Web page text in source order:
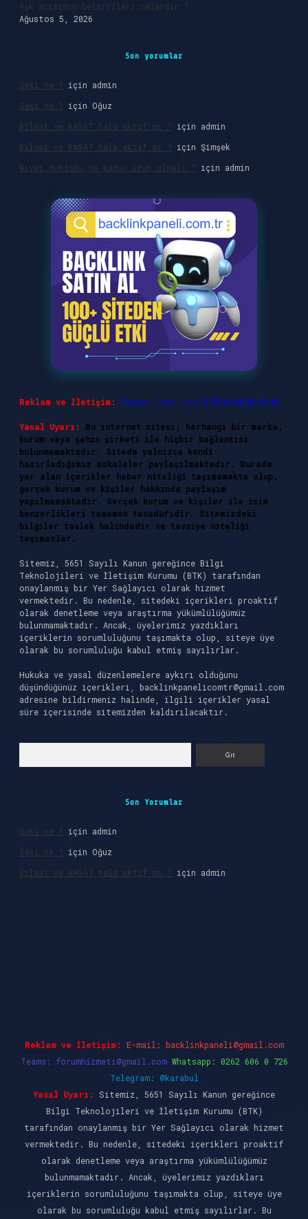
Aşk acısının belirtileri nelerdir ?
Ağustos 5, 2026
Son yorumlar
Seki ne ? için admin
Seki ne ? için Oğuz
Bilsat ve RASAT hala aktif mi ? için admin
Bilsat ve RASAT hala aktif mi ? için Şimşek
Niyet mektubu ne kadar uzun olmalı ? için admin
Reklam ve İletişim: Skype: live:.cid.575569c608265c69
Yasal Uyarı:
Bu internet sitesi, herhangi bir marka,
kurum veya şahıs şirketi ile hiçbir bağlantısı
bulunmamaktadır. Sitede yalnızca kendi
hazırladığımız makaleler paylaşılmaktadır. Burada
yer alan içerikler haber niteliği taşımamakta olup,
gerçek kurum ve kişiler hakkında paylaşım
yapılmamaktadır. Gerçek kurum ve kişiler ile isim
benzerlikleri tamamen tesadüfidir. Sitemizdeki
bilgiler taslak halindedir ve tavsiye niteliği
taşımazlar.
Sitemiz, 5651 Sayılı Kanun gereğince Bilgi
Teknolojileri ve İletişim Kurumu (BTK) tarafından
onaylanmış bir Yer Sağlayıcı olarak hizmet
vermektedir. Bu nedenle, sitedeki içerikleri proaktif
olarak denetleme veya araştırma yükümlülüğümüz
bulunmamaktadır. Ancak, üyelerimiz yazdıkları
içeriklerin sorumluluğunu taşımakta olup, siteye üye
olarak bu sorumluluğu kabul etmiş sayılırlar.
Hukuka ve yasal düzenlemelere aykırı olduğunu
düşündüğünüz içerikleri, backlinkpanelicomtr@gmail.com
adresine bildirmeniz halinde, ilgili içerikler yasal
süre içerisinde sitemizden kaldırılacaktır.
Son Yorumlar
Seki ne ? için admin
Seki ne ? için Oğuz
Bilsat ve RASAT hala aktif mi ? için admin
Reklam ve İletişim: E-mail: backlinkpaneli@gmail.com
Teams: forumhizmeti@gmail.com Whatsapp: 0262 606 0 726
Telegram: @karabul
Yasal Uyarı:
Sitemiz, 5651 Sayılı Kanun gereğince
Bilgi Teknolojileri ve İletişim Kurumu (BTK)
tarafından onaylanmış bir Yer Sağlayıcı olarak hizmet
vermektedir. Bu nedenle, sitedeki içerikleri proaktif
olarak denetleme veya araştırma yükümlülüğümüz
bulunmamaktadır. Ancak, üyelerimiz yazdıkları
içeriklerin sorumluluğunu taşımakta olup, siteye üye
olarak bu sorumluluğu kabul etmiş sayılırlar. Bu